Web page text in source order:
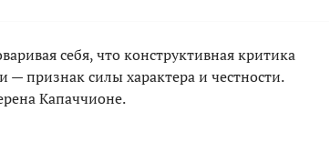
себя, что конструктивная критика
признак силы характера и честности.
Капаччионе.